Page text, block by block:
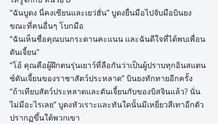
“ฉันบูดง นี่คงเซียนและเยว่ฮั่น” บูดงยื่นมือไปจับมือบินยง
ขณะที่คนอื่นๆ โบกมือ
“ฉันเห็นชื่อคุณบนกระดานคะแนน และฉันดีใจที่ได้พบเพื่อน
ดันเจี้ยน”
“โอ้ คุณคือผู้ฝึกตนรุ่นเยาว์ที่ลือกันว่าเป็นผู้ปราบทุกอินสแตน
ซ์ดันเจี้ยนของราชาสัตว์ประหลาด” บินยงทักทายอีกครั้ง
“ถ้าเทียบสัตว์ประหลาดและดันเจี้ยนกับของบิสจินแล้ว? นั่น
ไม่มีอะไรเลย” บูดงหัวเราะและทันใดนั้นมีเหยี่ยวสีเทาอีกตัว
ปรากฏขึ้นใต้พวกเขา